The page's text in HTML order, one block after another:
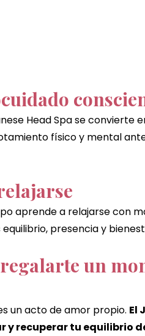
Head Spa se convierte
físico y mental
aprende a relajarse con
presencia y
un
un acto de amor propio. El
y recuperar tu equilibrio